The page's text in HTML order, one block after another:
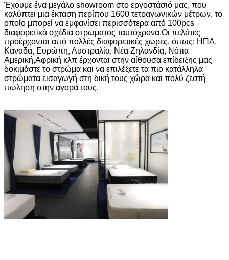
Έχουμε ένα μεγάλο showroom στο εργοστάσιό μας, που
καλύπτει μια έκταση περίπου 1600 τετραγωνικών μέτρων, το
οποίο μπορεί να εμφανίσει περισσότερα από 100pcs
διαφορετικά σχέδια στρώματος ταυτόχρονα.Οι πελάτες
προέρχονται από πολλές διαφορετικές χώρες, όπως: ΗΠΑ,
Καναδά, Ευρώπη, Αυστραλία, Νέα Ζηλανδία, Νότια
Αμερική,Αφρική κλπ έρχονται στην αίθουσα επίδειξης μας
δοκιμάστε το στρώμα και να επιλέξετε τα πιο κατάλληλα
στρώματα εισαγωγή στη δική τους χώρα και πολύ ζεστή
πώληση στην αγορά τους.